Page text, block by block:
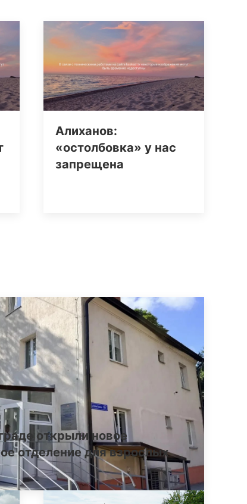
Алиханов:
«остолбовка» у нас
запрещена
открыли новое
отделение для взрослых